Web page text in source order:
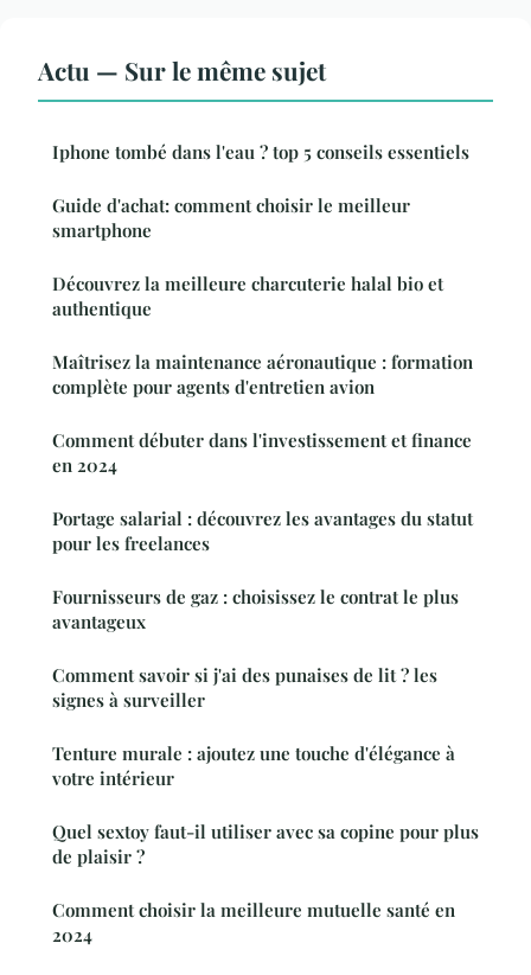
Actu — Sur le même sujet
Iphone tombé dans l'eau ? top 5 conseils essentiels
Guide d'achat: comment choisir le meilleur
smartphone
Découvrez la meilleure charcuterie halal bio et
authentique
Maîtrisez la maintenance aéronautique : formation
complète pour agents d'entretien avion
Comment débuter dans l'investissement et finance
en 2024
Portage salarial : découvrez les avantages du statut
pour les freelances
Fournisseurs de gaz : choisissez le contrat le plus
avantageux
Comment savoir si j'ai des punaises de lit ? les
signes à surveiller
Tenture murale : ajoutez une touche d'élégance à
votre intérieur
Quel sextoy faut-il utiliser avec sa copine pour plus
de plaisir ?
Comment choisir la meilleure mutuelle santé en
2024